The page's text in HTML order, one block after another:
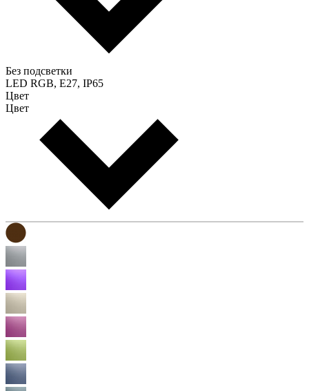
Без подсветки
LED RGB, E27, IP65
Цвет
Цвет